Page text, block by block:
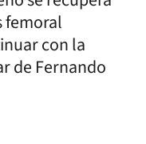
femoral
con la
de Fernando